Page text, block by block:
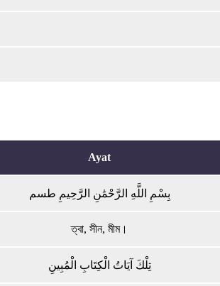
Ayat
بِسْمِ اللَّهِ الرَّحْمَٰنِ الرَّحِيمِ طسم
ত্বা, সীন, মীম।
تِلْكَ آيَاتُ الْكِتَابِ الْمُبِينِ